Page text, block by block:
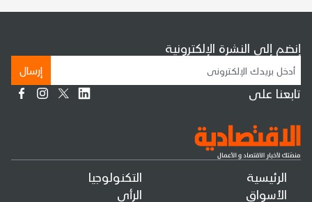
الرئيسية
الأسواق
التكنولوجيا
الرأي
إنضم إلى النشرة الإلكترونية
إرسال
تابعنا على